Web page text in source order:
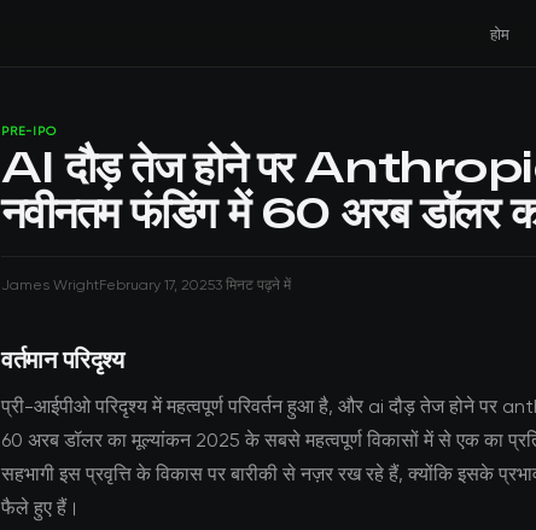
होम
PRE-IPO
AI दौड़ तेज होने पर
नवीनतम फंडिंग में 60 अरब डॉलर
James WrightFebruary 17, 20253 मिनट पढ़ने में
वर्तमान परिदृश्य
प्री-आईपीओ परिदृश्य में महत्वपूर्ण परिवर्तन हुआ है, और ai दौड़ तेज होने पर
60 अरब डॉलर का मूल्यांकन 2025 के सबसे महत्वपूर्ण विकासों में से एक का
सहभागी इस प्रवृत्ति के विकास पर बारीकी से नज़र रख रहे हैं, क्योंकि इसके
फैले हुए हैं।